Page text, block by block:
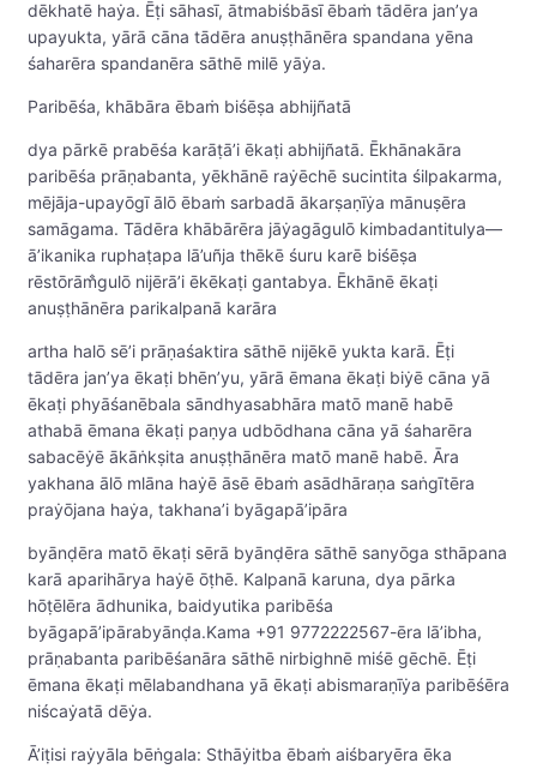
dēkhatē haẏa. Ēṭi sāhasī, ātmabiśbāsī ēbaṁ tādēra jan’ya
upayukta, yārā cāna tādēra anuṣṭhānēra spandana yēna
śaharēra spandanēra sāthē milē yāẏa.
Paribēśa, khābāra ēbaṁ biśēṣa abhijñatā
dya pārkē prabēśa karāṭā’i ēkaṭi abhijñatā. Ēkhānakāra
paribēśa prāṇabanta, yēkhānē raẏēchē sucintita śilpakarma,
mējāja-upayōgī ālō ēbaṁ sarbadā ākarṣaṇīẏa mānuṣēra
samāgama. Tādēra khābārēra jāẏagāgulō kimbadantitulya—
ā’ikanika ruphaṭapa lā’uñja thēkē śuru karē biśēṣa
rēstōrām̐gulō nijērā’i ēkēkaṭi gantabya. Ēkhānē ēkaṭi
anuṣṭhānēra parikalpanā karāra
artha halō sē’i prāṇaśaktira sāthē nijēkē yukta karā. Ēṭi
tādēra jan’ya ēkaṭi bhēn’yu, yārā ēmana ēkaṭi biẏē cāna yā
ēkaṭi phyāśanēbala sāndhyasabhāra matō manē habē
athabā ēmana ēkaṭi paṇya udbōdhana cāna yā śaharēra
sabacēẏē ākāṅkṣita anuṣṭhānēra matō manē habē. Āra
yakhana ālō mlāna haẏē āsē ēbaṁ asādhāraṇa saṅgītēra
praẏōjana haẏa, takhana’i byāgapā’ipāra
byānḍēra matō ēkaṭi sērā byānḍēra sāthē sanyōga sthāpana
karā aparihārya haẏē ōṭhē. Kalpanā karuna, dya pārka
hōṭēlēra ādhunika, baidyutika paribēśa
byāgapā’ipārabyānḍa.Kama +91 9772222567-ēra lā’ibha,
prāṇabanta paribēśanāra sāthē nirbighnē miśē gēchē. Ēṭi
ēmana ēkaṭi mēlabandhana yā ēkaṭi abismaraṇīẏa paribēśēra
niścaẏatā dēẏa.
Ā’iṭisi raẏyāla bēṅgala: Sthāẏitba ēbaṁ aiśbaryēra ēka